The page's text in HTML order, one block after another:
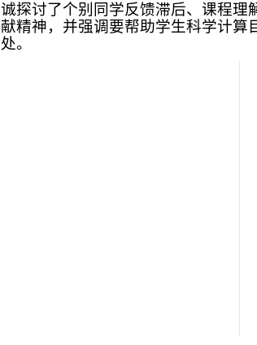
诚探讨了个别同学反馈滞后、课程理
献精神，并强调要帮助学生科学计算
处。